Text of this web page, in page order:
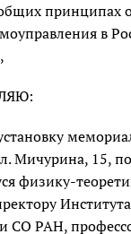
принципах
в
Мичурина, 15,
физику-
СО РАН,